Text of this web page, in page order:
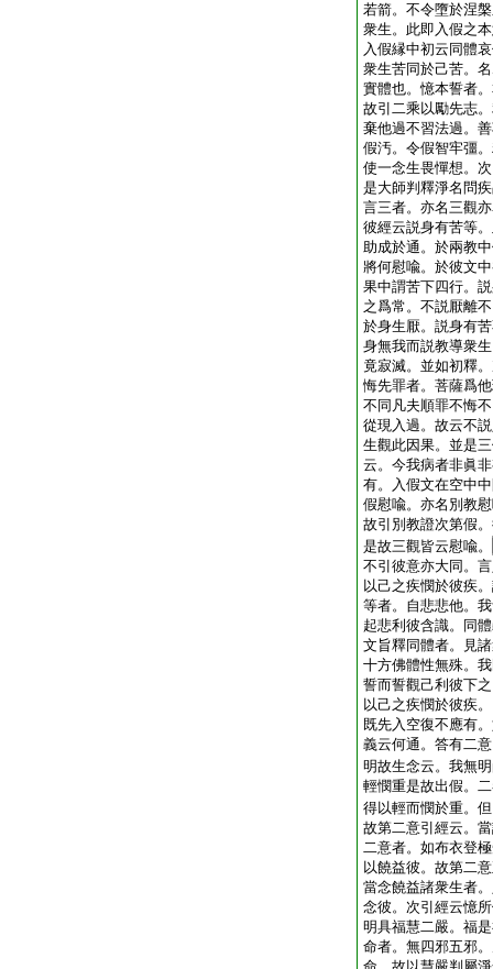
若箭。不令墮於涅
衆生。此即入假之
入假縁中初云同體
衆生苦同於己苦。
實體也。憶本誓者
故引二乘以勵先志
棄他過不習法過。
假汚。令假智牢彊
使一念生畏憚想。
是大師判釋淨名問
言三者。亦名三觀
彼經云説身有苦等
助成於通。於兩教
將何慰喩。於彼文
果中謂苦下四行。
之爲常。不説厭離
於身生厭。説身有
身無我而説教導衆
竟寂滅。並如初釋
悔先罪者。菩薩爲
不同凡夫順罪不悔
從現入過。故云不
生觀此因果。並是
云。今我病者非眞
有。入假文在空中
假慰喩。亦名別教
故引別教證次第假
是故三觀皆云慰喩。
不引彼意亦大同。
以己之疾憫於彼疾
等者。自悲悲他。
起悲利彼含識。同
文旨釋同體者。見
十方佛體性無殊。
誓而誓觀己利彼下
以己之疾憫於彼疾
既先入空復不應有
義云何通。答有二
明故生念云。我無
輕憫重是故出假。
得以輕而憫於重。
故第二意引經云。
二意者。如布衣登
以饒益彼。故第二
當念饒益諸衆生者
念彼。次引經云憶
明具福慧二嚴。福
命者。無四邪五邪